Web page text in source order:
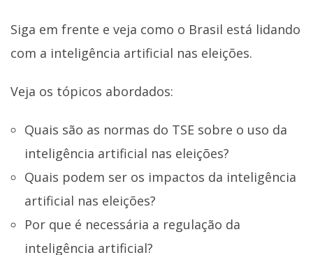
Siga em frente e veja como o Brasil está lidando
com a inteligência artificial nas eleições.
Veja os tópicos abordados:
Quais são as normas do TSE sobre o uso da
inteligência artificial nas eleições?
Quais podem ser os impactos da inteligência
artificial nas eleições?
Por que é necessária a regulação da
inteligência artificial?